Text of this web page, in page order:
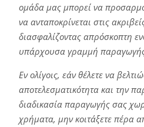
ομάδα μας μπορεί να
να ανταποκρίνεται στις
διασφαλίζοντας απρόσκοπτη
υπάρχουσα γραμμή
Εν ολίγοις, εάν θέλετε να
αποτελεσματικότητα και την
διαδικασία παραγωγής σας
χρήματα, μην κοιτάξετε πέρα